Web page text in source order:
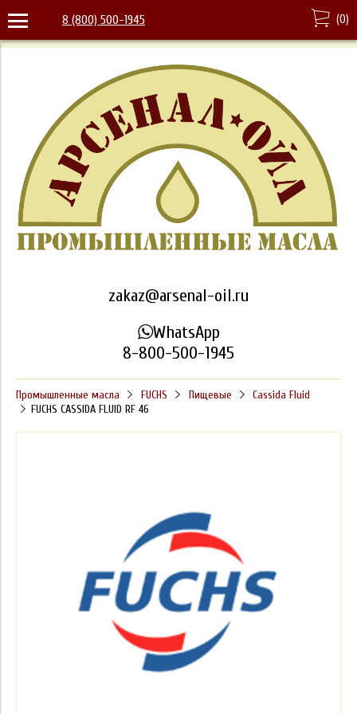
8 (800) 500-1945 (0)
zakaz@arsenal-oil.ru
WhatsApp
8-800-500-1945
Промышленные масла FUCHS Пищевые
Cassida Fluid
FUCHS CASSIDA FLUID RF 46